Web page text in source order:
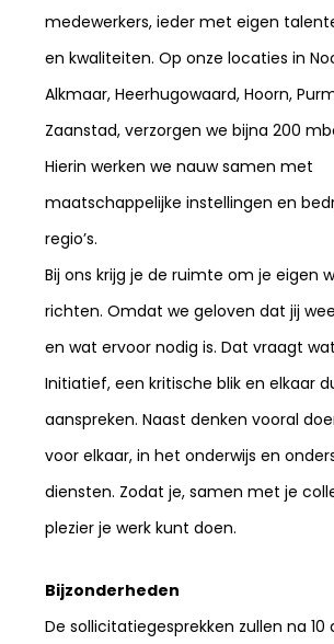
medewerkers, ieder met eigen
en kwaliteiten. Op onze locaties in
Alkmaar, Heerhugowaard, Hoorn,
Zaanstad, verzorgen we bijna 200
Hierin werken we nauw samen met
maatschappelijke instellingen en
regio’s.
Bij ons krijg je de ruimte om je eigen
richten. Omdat we geloven dat jij
en wat ervoor nodig is. Dat vraagt
Initiatief, een kritische blik en elkaar
aanspreken. Naast denken vooral
voor elkaar, in het onderwijs en
diensten. Zodat je, samen met je
plezier je werk kunt doen.
Bijzonderheden
De sollicitatiegesprekken zullen na10